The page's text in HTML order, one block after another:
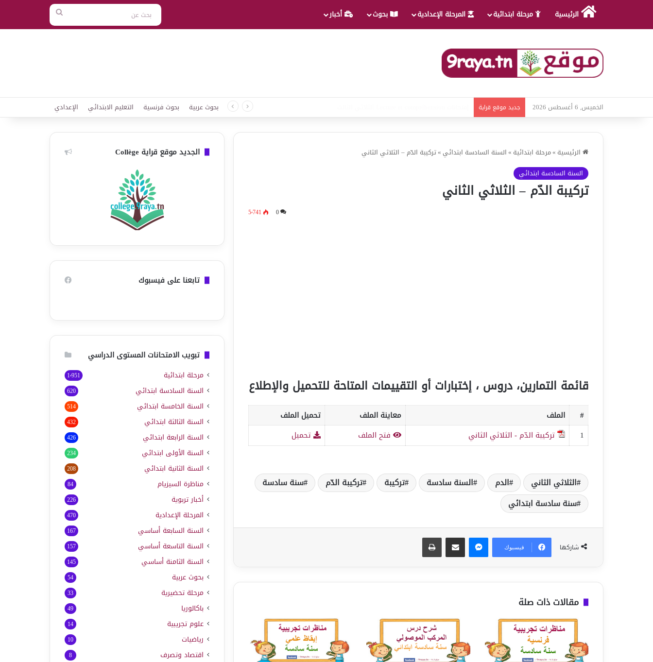
الرئيسية مرحلة ابتدائية المرحلة الإعدادية بحوث أخبار
بحث
عن
الخميس, 6 أغسطس 2026 جديد موقع قراية بحوث عربية بحوث فرنسية التعليم الابتدائي الإعدادي
الرئيسية »مرحلة ابتدائية »السنة السادسة ابتدائي »تركيبة الدّم – الثلاثي الثاني
السنة السادسة ابتدائي
تركيبة الدّم – الثلاثي الثاني
0 5٬741
قائمة التمارين، دروس ، إختبارات أو التقييمات المتاحة للتحميل والإطلاع
# الملف معاينة الملف
تحميل الملف
1
تركيبة الدّم - الثلاثي الثاني فتح الملف تحميل
الثلاثي الثاني الدم السنة سادسة تركيبة تركيبة الدّم
سنة سادسة
سنة سادسة ابتدائي
شاركها فيسبوك
مقالات ذات صلة
الجديد موقع قراية Collège
تابعنا على فيسبوك
تبويب الامتحانات المستوى الدراسي
مرحلة ابتدائية 1٬951
السنة السادسة ابتدائي 620
السنة الخامسة ابتدائي 514
السنة الثالثة ابتدائي 432
السنة الرابعة ابتدائي 426
السنة الأولى ابتدائي 234
السنة الثانية ابتدائي 208
مناظرة السيزيام 84
أخبار تربوية 226
المرحلة الإعدادية 470
السنة السابعة أساسي 167
السنة التاسعة أساسي 157
السنة الثامنة أساسي 145
بحوث عربية 54
مرحلة تحضيرية 33
باكالوريا 49
علوم تجريبية 14
رياضيات 10
اقتصاد وتصرف 8